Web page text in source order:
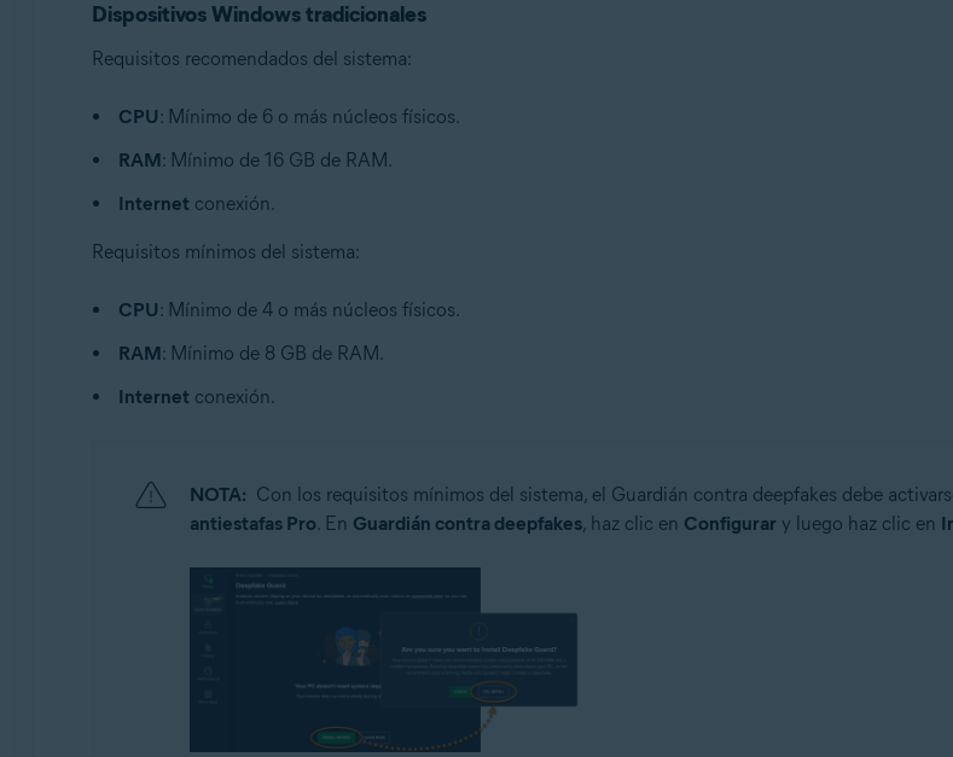
Dispositivos Windows tradicionales
Requisitos recomendados del sistema:
CPU: Mínimo de 6 o más núcleos físicos.
RAM: Mínimo de 16 GB de RAM.
Internet conexión.
Requisitos mínimos del sistema:
CPU: Mínimo de 4 o más núcleos físicos.
RAM: Mínimo de 8 GB de RAM.
Internet conexión.
NOTA: Con los requisitos mínimos del sistema, el Guardián contra deepfakes debe
antiestafas Pro. En Guardián contra deepfakes, haz clic en Configurar y luego haz clic en